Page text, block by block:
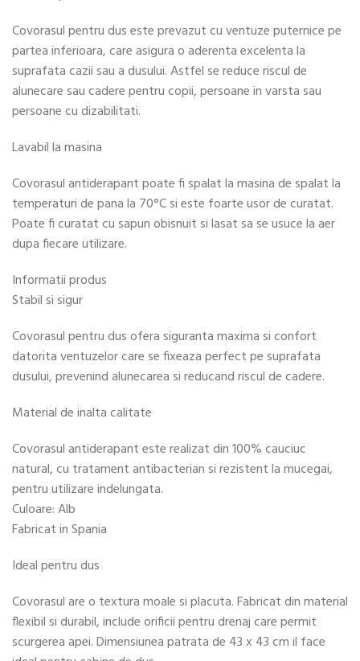
Covorasul pentru dus este prevazut cu ventuze puternice pe
partea inferioara, care asigura o aderenta excelenta la
suprafata cazii sau a dusului. Astfel se reduce riscul de
alunecare sau cadere pentru copii, persoane in varsta sau
persoane cu dizabilitati.
Lavabil la masina
Covorasul antiderapant poate fi spalat la masina de spalat la
temperaturi de pana la 70°C si este foarte usor de curatat.
Poate fi curatat cu sapun obisnuit si lasat sa se usuce la aer
dupa fiecare utilizare.
Informatii produs
Stabil si sigur
Covorasul pentru dus ofera siguranta maxima si confort
datorita ventuzelor care se fixeaza perfect pe suprafata
dusului, prevenind alunecarea si reducand riscul de cadere.
Material de inalta calitate
Covorasul antiderapant este realizat din 100% cauciuc
natural, cu tratament antibacterian si rezistent la mucegai,
pentru utilizare indelungata.
Culoare: Alb
Fabricat in Spania
Ideal pentru dus
Covorasul are o textura moale si placuta. Fabricat din material
flexibil si durabil, include orificii pentru drenaj care permit
scurgerea apei. Dimensiunea patrata de 43 x 43 cm il face